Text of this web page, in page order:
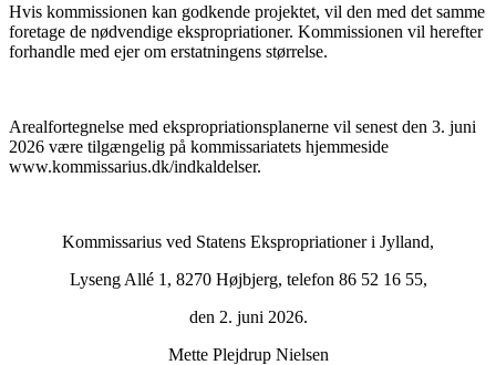
Hvis kommissionen kan godkende projektet, vil den med det samme
foretage de nødvendige ekspropriationer. Kommissionen vil herefter
forhandle med ejer om erstatningens størrelse.
Arealfortegnelse med ekspropriationsplanerne vil senest den 3. juni
2026 være tilgængelig på kommissariatets hjemmeside
www.kommissarius.dk/indkaldelser.
Kommissarius ved Statens Ekspropriationer i Jylland,
Lyseng Allé 1, 8270 Højbjerg, telefon 86 52 16 55,
den 2. juni 2026.
Mette Plejdrup Nielsen